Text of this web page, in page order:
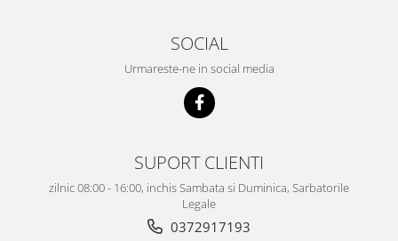
SOCIAL
Urmareste-ne in social media
SUPORT CLIENTI
zilnic 08:00 - 16:00, inchis Sambata si Duminica, Sarbatorile
Legale
0372917193